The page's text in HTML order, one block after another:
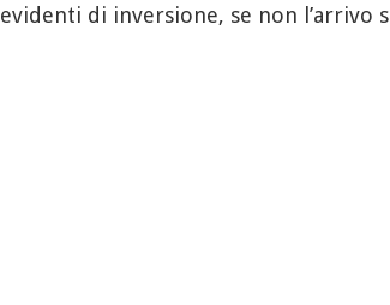
evidenti di inversione, se non l’arrivo